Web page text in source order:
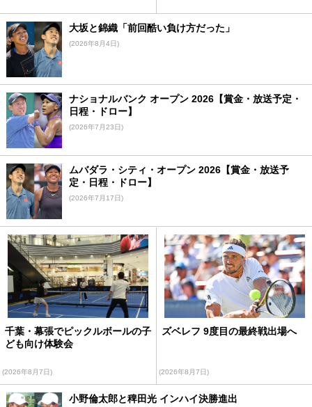
大坂と錦織「前回酷い負け方だった」
(2026年8月4日)
ナショナルバンク オープン 2026【賞金・放送予定・
日程・ドロー】
(2026年7月23日)
ムバダラ・シティ・オープン 2026【賞金・放送予
定・日程・ドロー】
(2026年7月17日)
千葉・幕張でピックルボールの子
ども向け体験会
(2026年8月7日)
ズベレフ 9度目の最終戦出場へ
(2026年8月7日)
小野倫太郎と稗田光 インハイ決勝進出